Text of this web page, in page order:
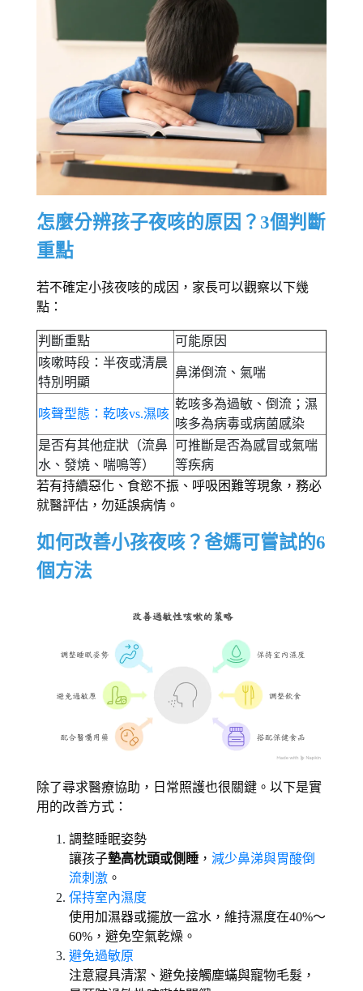
怎麼分辨孩子夜咳的原因？3個判斷
重點
若不確定小孩夜咳的成因，家長可以觀察以下幾
點：
判斷重點
可能原因
咳嗽時段：半夜或清晨
特別明顯
鼻涕倒流、氣喘
咳聲型態：乾咳vs.濕咳
乾咳多為過敏、倒流；濕
咳多為病毒或病菌感染
是否有其他症狀（流鼻
水、發燒、喘鳴等）
可推斷是否為感冒或氣喘
等疾病
若有持續惡化、食慾不振、呼吸困難等現象，務必
就醫評估，勿延誤病情。
如何改善小孩夜咳？爸媽可嘗試的6
個方法
除了尋求醫療協助，日常照護也很關鍵。以下是實
用的改善方式：
調整睡眠姿勢
讓孩子墊高枕頭或側睡 ， 減少鼻涕與胃酸倒
流刺激 。
保持室內濕度
使用加濕器或擺放一盆水，維持濕度在40%～
60%，避免空氣乾燥。
避免過敏原
注意寢具清潔、避免接觸塵蟎與寵物毛髮，